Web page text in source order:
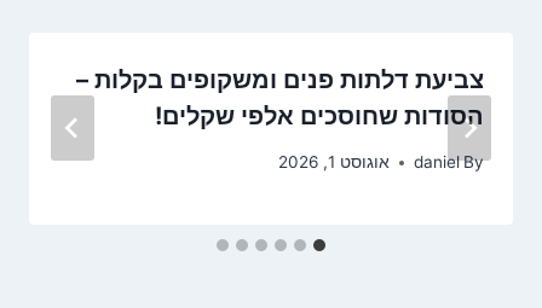
צביעת דלתות פנים ומשקופים בקלות –
הסודות שחוסכים אלפי שקלים!
By
daniel אוגוסט 1, 2026